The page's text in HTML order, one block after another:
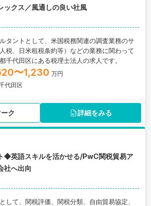
ックス／風通しの良い社風
タントとして、米国税務関連の調査業務のサ
税、日米租税条約等）などの業務に関わって
千代田区にある税理士法人の求人です。
〜1,230 万円
代田区
ク 詳細をみる
◆英語スキルを活かせる/PwC関税貿易ア
社へ出向
して、関税評価、関税分類、自由貿易協定、